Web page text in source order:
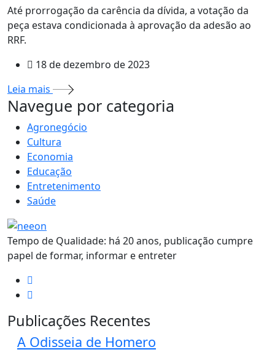
Até prorrogação da carência da dívida, a votação da
peça estava condicionada à aprovação da adesão ao
RRF.
18 de dezembro de 2023
Leia mais
MAIS VISTOS
Navegue por categoria
Agronegócio
Cultura
Economia
Educação
Entretenimento
Saúde
Tempo de Qualidade: há 20 anos, publicação cumpre
papel de formar, informar e entreter
Publicações Recentes
A Odisseia de Homero